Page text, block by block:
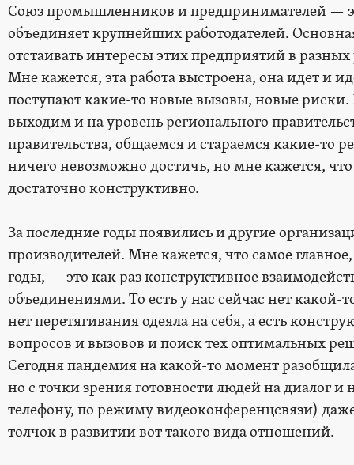
Союз промышленников и предпринимателей —
объединяет крупнейших работодателей.
отстаивать интересы этих предприятий в
Мне кажется, эта работа выстроена, она идет и
поступают какие-то новые вызовы, новые
выходим и на уровень регионального
правительства, общаемся и стараемся какие-то
ничего невозможно достичь, но мне кажется, что
достаточно конструктивно.
За последние годы появились и другие
производителей. Мне кажется, что самое
годы, — это как раз конструктивное
объединениями. То есть у нас сейчас нет какой-
нет перетягивания одеяла на себя, а есть
вопросов и вызовов и поиск тех оптимальных
Сегодня пандемия на какой-то момент
но с точки зрения готовности людей на диалог и
телефону, по режиму видеоконференцсвязи)
толчок в развитии вот такого вида отношений.